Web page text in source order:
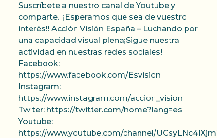
Suscríbete a nuestro canal de Youtube y
comparte. ¡¡Esperamos que sea de vuestro
interés!! Acción Visión España – Luchando por
una capacidad visual plena¡Sigue nuestra
actividad en nuestras redes sociales!
Facebook:
https://www.facebook.com/Esvision
Instagram:
https://www.instagram.com/accion_vision
Twiter: https://twitter.com/home?lang=es
Youtube:
https://www.youtube.com/channel/